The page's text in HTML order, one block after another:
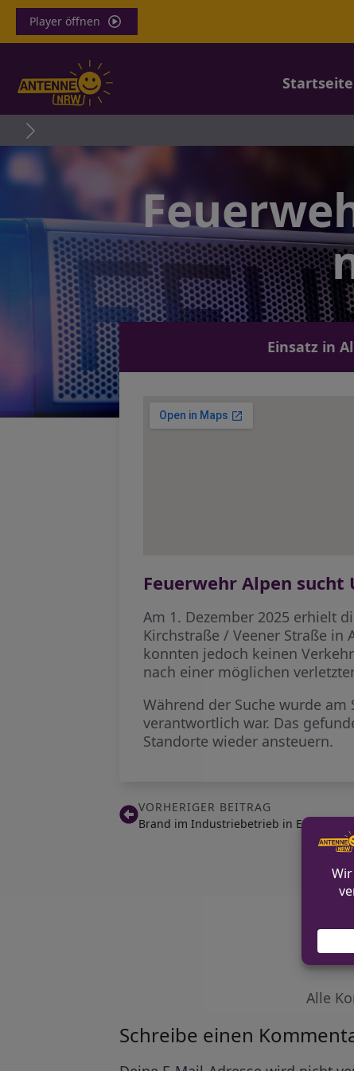
Player öffnen
Startseite
Einsatz in
Feuerwehr Alpen
Am 1. Dezember 2025 erhielt
Kirchstraße / Veener Straße in
konnten jedoch keinen
nach einer möglichen
Während der Suche wurde
verantwortlich war. Das
Standorte wieder ansteuern.
VORHERIGER BEITRAG
Brand im Industriebetrieb in Erwitte
Alle
Schreibe einen